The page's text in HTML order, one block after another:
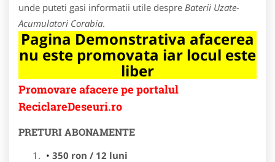
unde puteti gasi informatii utile despre Baterii Uzate-
Acumulatori Corabia.
Pagina Demonstrativa afacerea
nu este promovata iar locul este
liber
Promovare afacere pe portalul
ReciclareDeseuri.ro
PRETURI ABONAMENTE
350 ron / 12 luni